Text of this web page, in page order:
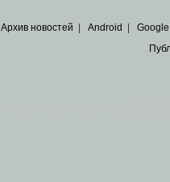
Архив новостей Android Google